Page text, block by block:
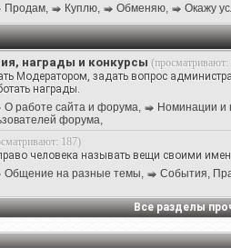
Продам, Куплю, Обменяю, Окажу
награды и конкурсы (просматривают:
Модератором, задать вопрос
награды.
О работе сайта и форума,
Номинации и
форума,
187)
человека называть вещи своими
Общение на разные темы,
События,
Все разделы